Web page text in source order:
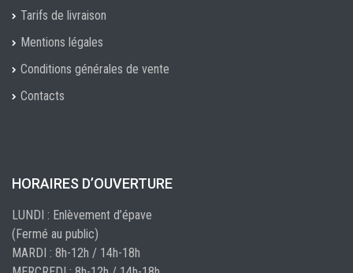
Tarifs de livraison
Mentions légales
Conditions générales de vente
Contacts
HORAIRES D’OUVERTURE
LUNDI : Enlèvement d’épave
(Fermé au public)
MARDI : 8h-12h / 14h-18h